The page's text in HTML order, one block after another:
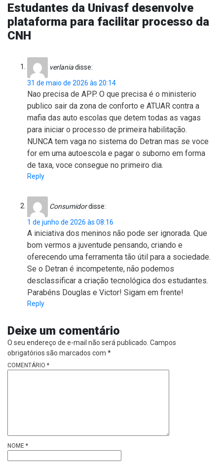
Estudantes da Univasf desenvolve
plataforma para facilitar processo da
CNH
verlaniadisse:
31 de maio de 2026 às 20:14
Nao precisa de APP. O que precisa é o ministerio
publico sair da zona de conforto e ATUAR contra a
mafia das auto escolas que detem todas as vagas
para iniciar o processo de primeira habilitação.
NUNCA tem vaga no sistema do Detran mas se voce
for em uma autoescola e pagar o suborno em forma
de taxa, voce consegue no primeiro dia.
Reply
Consumidordisse:
1 de junho de 2026 às 08:16
A iniciativa dos meninos não pode ser ignorada. Que
bom vermos a juventude pensando, criando e
oferecendo uma ferramenta tão útil para a sociedade.
Se o Detran é incompetente, não podemos
desclassificar a criação tecnológica dos estudantes.
Parabéns Douglas e Victor! Sigam em frente!
Reply
Deixe um comentário
O seu endereço de e-mail não será publicado. Campos
obrigatórios são marcados com *
COMENTÁRIO *
NOME *